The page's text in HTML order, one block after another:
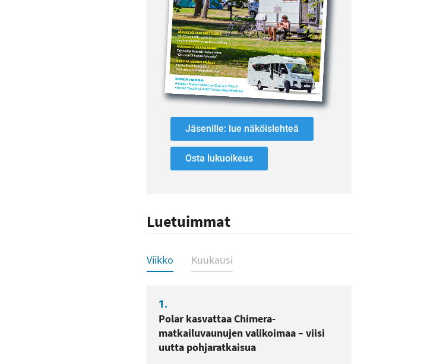
Jäsenille: lue näköislehteä
Osta lukuoikeus
Luetuimmat
Luetuimmat
Viikko Kuukausi
1.
Polar kasvattaa Chimera-
matkailuvaunujen valikoimaa – viisi
uutta pohjaratkaisua